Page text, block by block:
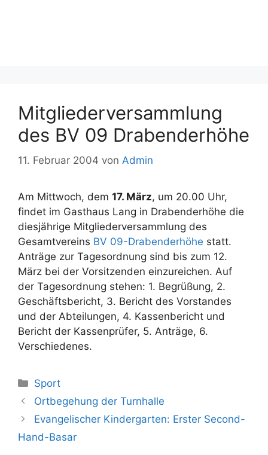
Mitgliederversammlung
des BV 09 Drabenderhöhe
11. Februar 2004 von Admin
Am Mittwoch, dem 17. März, um 20.00 Uhr,
findet im Gasthaus Lang in Drabenderhöhe die
diesjährige Mitgliederversammlung des
Gesamtvereins BV 09-Drabenderhöhe statt.
Anträge zur Tagesordnung sind bis zum 12.
März bei der Vorsitzenden einzureichen. Auf
der Tagesordnung stehen: 1. Begrüßung, 2.
Geschäftsbericht, 3. Bericht des Vorstandes
und der Abteilungen, 4. Kassenbericht und
Bericht der Kassenprüfer, 5. Anträge, 6.
Verschiedenes.
Kategorien
Sport
Ortbegehung der Turnhalle
Evangelischer Kindergarten: Erster Second-
Hand-Basar